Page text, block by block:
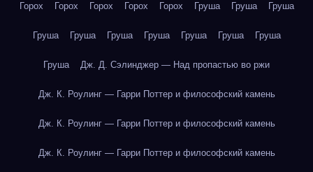
Горох Горох Горох Горох Горох Груша Груша Груша
Груша Груша Груша Груша Груша Груша Груша
Груша Дж. Д. Сэлинджер — Над пропастью во ржи
Дж. К. Роулинг — Гарри Поттер и философский камень
Дж. К. Роулинг — Гарри Поттер и философский камень
Дж. К. Роулинг — Гарри Поттер и философский камень